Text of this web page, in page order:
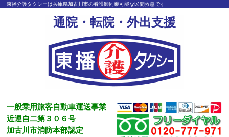
東播介護タクシーは兵庫県加古川市の看護師同乗可能な民間救急です
通院・転院・外出支援
一般乗用旅客自動車運送事業
近運自二第３０６号
加古川市消防本部認定